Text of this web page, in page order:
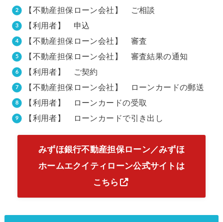
【不動産担保ローン会社】 ご相談
【利用者】 申込
【不動産担保ローン会社】 審査
【不動産担保ローン会社】 審査結果の通知
【利用者】 ご契約
【不動産担保ローン会社】 ローンカードの郵送
【利用者】 ローンカードの受取
【利用者】 ローンカードで引き出し
みずほ銀行不動産担保ローン／みずほ
ホームエクイティローン公式サイトは
こちら